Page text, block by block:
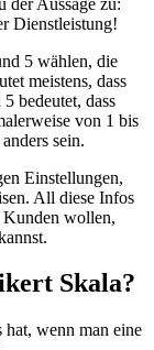
Dienstleistung!
5 wählen, die
meistens, dass
bedeutet, dass
von 1 bis
sein.
Einstellungen,
All diese Infos
Kunden wollen,
Skala?
hat, wenn man eine